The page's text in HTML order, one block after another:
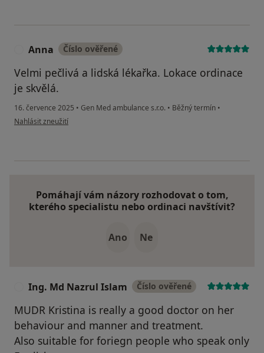
Anna Číslo ověřené
Velmi pečlivá a lidská lékařka. Lokace ordinace
je skvělá.
16. července 2025 • Gen Med ambulance s.r.o. • Běžný termín •
podle názoru uživatele Anna
Nahlásit zneužití
Pomáhají vám názory rozhodovat o tom,
kterého specialistu nebo ordinaci navštívit?
Ano Ne
Ing. Md Nazrul Islam Číslo ověřené
MUDR Kristina is really a good doctor on her
behaviour and manner and treatment.
Also suitable for foriegn people who speak only